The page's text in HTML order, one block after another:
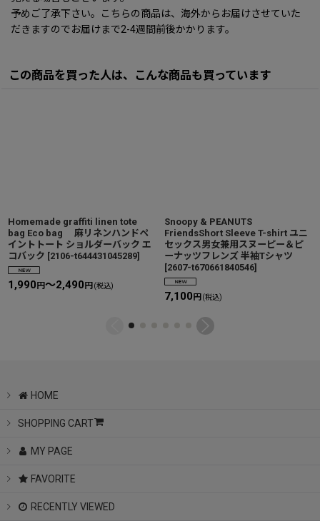
予めご了承下さい。こちらの商品は、海外からお届けさせていた
だきますのでお届けまで2-4週間前後かかります。
この商品を買った人は、こんな商品も買っています
Homemade graffiti linen tote
bag Eco bag 麻リネンハンドペ
イントトート ショルダーバック エ
コバック [2106-t644431045289]
1,990 円 ～2,490 円 (税込)
Snoopy & PEANUTS
FriendsShort Sleeve T-shirt ユニ
セックス男女兼用スヌーピー＆ピ
ーナッツフレンズ 半袖Tシャツ
[2607-t670661840546]
7,100 円 (税込)
HOME
SHOPPING CART
MY PAGE
FAVORITE
RECENTLY VIEWED